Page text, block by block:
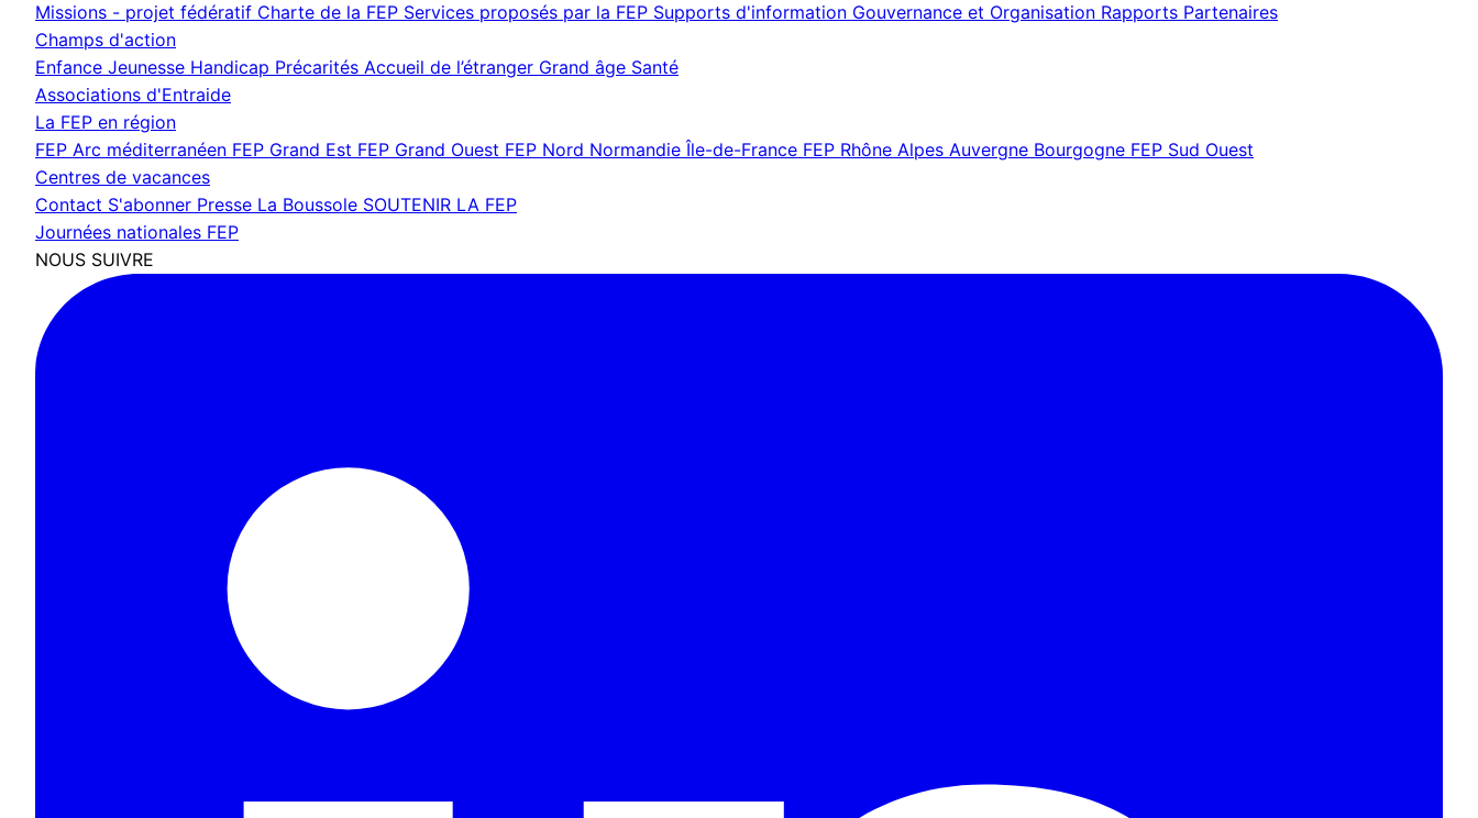
Missions - projet fédératif Charte de la FEP Services proposés par la FEP Supports d'information Gouvernance et Organisation Rapports Partenaires
Champs d'action
Enfance Jeunesse Handicap Précarités Accueil de l’étranger Grand âge Santé
Associations d'Entraide
La FEP en région
FEP Arc méditerranéen FEP Grand Est FEP Grand Ouest FEP Nord Normandie Île-de-France FEP Rhône Alpes Auvergne Bourgogne FEP Sud Ouest
Centres de vacances
Contact S'abonner Presse La Boussole SOUTENIR LA FEP
Journées nationales FEP
NOUS SUIVRE